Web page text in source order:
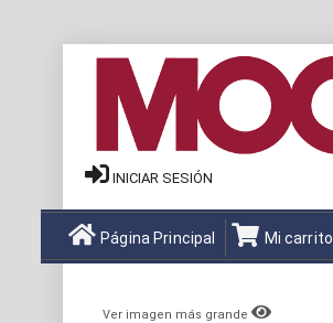
INICIAR SESIÓN
Página Principal Mi carrito
Ver imagen más grande